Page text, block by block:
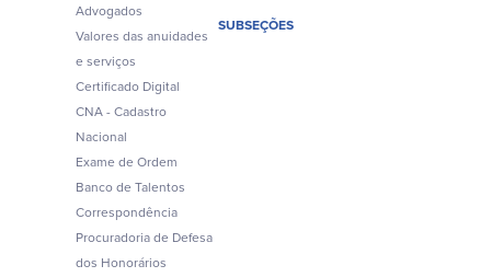
Advogados
Valores das anuidades
e serviços
Certificado Digital
CNA - Cadastro
Nacional
Exame de Ordem
Banco de Talentos
Correspondência
Procuradoria de Defesa
dos Honorários
SUBSEÇÕES